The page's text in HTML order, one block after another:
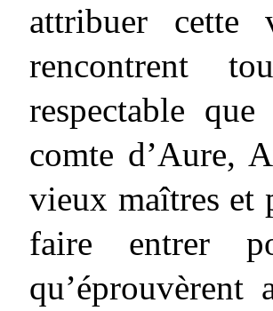
attribuer cette
rencontrent
respectable
comte d’Aure,
vieux maîtres et
faire entrer